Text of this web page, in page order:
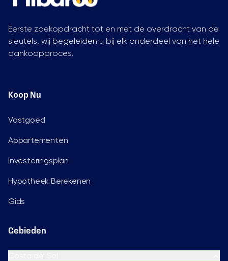
Eerste zoekopdracht tot en met de overdracht van de
sleutels, wij begeleiden u bij elk onderdeel van het hele
aankoopproces.
Koop Nu
Vastgoed
Appartementen
Investeringsplan
Hypotheek Berekenen
Gids
Gebieden